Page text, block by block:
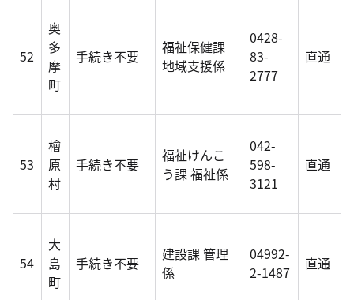
52
奥
多
摩
町
手続き不要
福祉保健課
地域支援係
0428-
83-
2777
直通
53
檜
原
村
手続き不要
福祉けんこ
う課 福祉係
042-
598-
3121
直通
54
大
島
町
手続き不要
建設課 管理
係
04992-
2-1487
直通